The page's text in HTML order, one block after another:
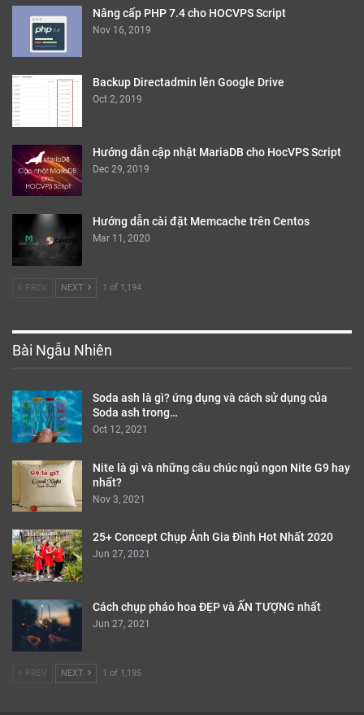
Nâng cấp PHP 7.4 cho HOCVPS Script
Nov 16, 2019
Backup Directadmin lên Google Drive
Oct 2, 2019
Hướng dẫn cập nhật MariaDB cho HocVPS Script
Dec 29, 2019
Hướng dẫn cài đặt Memcache trên Centos
Mar 11, 2020
PREV NEXT 1 of 1,194
Bài Ngẫu Nhiên
Soda ash là gì? ứng dụng và cách sử dụng của
Soda ash trong…
Oct 12, 2021
Nite là gì và những câu chúc ngủ ngon Nite G9 hay
nhất?
Nov 3, 2021
25+ Concept Chụp Ảnh Gia Đình Hot Nhất 2020
Jun 27, 2021
Cách chụp pháo hoa ĐẸP và ẤN TƯỢNG nhất
Jun 27, 2021
PREV NEXT 1 of 1,195